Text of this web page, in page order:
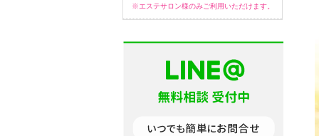
※エステサロン様のみご利用いただけます。